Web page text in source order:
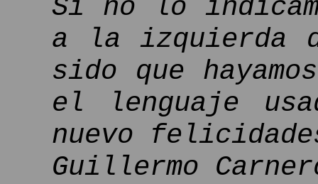
Si no lo
a la izquierda
sido que
el lenguaje
nuevo
Guillermo